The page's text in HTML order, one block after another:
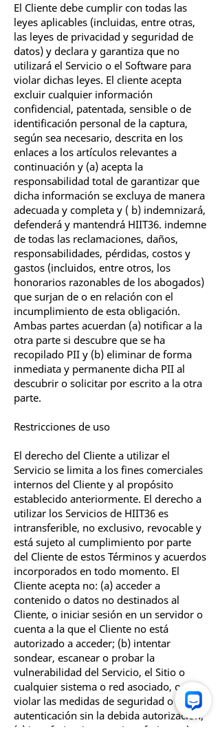
El Cliente debe cumplir con todas las
leyes aplicables (incluidas, entre otras,
las leyes de privacidad y seguridad de
datos) y declara y garantiza que no
utilizará el Servicio o el Software para
violar dichas leyes. El cliente acepta
excluir cualquier información
confidencial, patentada, sensible o de
identificación personal de la captura,
según sea necesario, descrita en los
enlaces a los artículos relevantes a
continuación y (a) acepta la
responsabilidad total de garantizar que
dicha información se excluya de manera
adecuada y completa y ( b) indemnizará,
defenderá y mantendrá HIIT36. indemne
de todas las reclamaciones, daños,
responsabilidades, pérdidas, costos y
gastos (incluidos, entre otros, los
honorarios razonables de los abogados)
que surjan de o en relación con el
incumplimiento de esta obligación.
Ambas partes acuerdan (a) notificar a la
otra parte si descubre que se ha
recopilado PII y (b) eliminar de forma
inmediata y permanente dicha PII al
descubrir o solicitar por escrito a la otra
parte.
Restricciones de uso
El derecho del Cliente a utilizar el
Servicio se limita a los fines comerciales
internos del Cliente y al propósito
establecido anteriormente. El derecho a
utilizar los Servicios de HIIT36 es
intransferible, no exclusivo, revocable y
está sujeto al cumplimiento por parte
del Cliente de estos Términos y acuerdos
incorporados en todo momento. El
Cliente acepta no: (a) acceder a
contenido o datos no destinados al
Cliente, o iniciar sesión en un servidor o
cuenta a la que el Cliente no está
autorizado a acceder; (b) intentar
sondear, escanear o probar la
vulnerabilidad del Servicio, el Sitio o
cualquier sistema o red asociado, o
violar las medidas de seguridad o
autenticación sin la debida autorización;
(c) interferir o intentar interferir con los